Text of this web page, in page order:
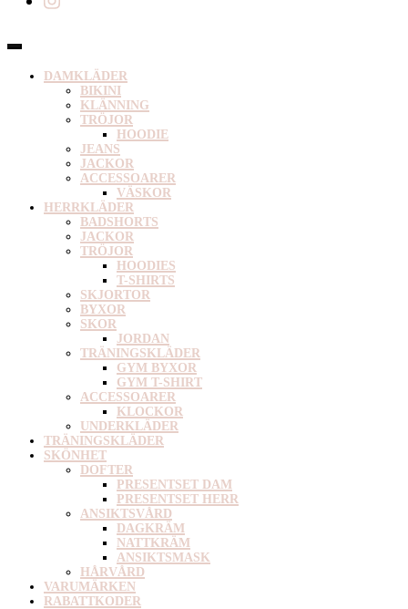
DAMKLÄDER
BIKINI
KLÄNNING
TRÖJOR
HOODIE
JEANS
JACKOR
ACCESSOARER
VÄSKOR
HERRKLÄDER
BADSHORTS
JACKOR
TRÖJOR
HOODIES
T-SHIRTS
SKJORTOR
BYXOR
SKOR
JORDAN
TRÄNINGSKLÄDER
GYM BYXOR
GYM T-SHIRT
ACCESSOARER
KLOCKOR
UNDERKLÄDER
TRÄNINGSKLÄDER
SKÖNHET
DOFTER
PRESENTSET DAM
PRESENTSET HERR
ANSIKTSVÅRD
DAGKRÄM
NATTKRÄM
ANSIKTSMASK
HÅRVÅRD
VARUMÄRKEN
RABATTKODER